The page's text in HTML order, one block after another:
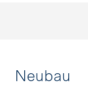
Neubau